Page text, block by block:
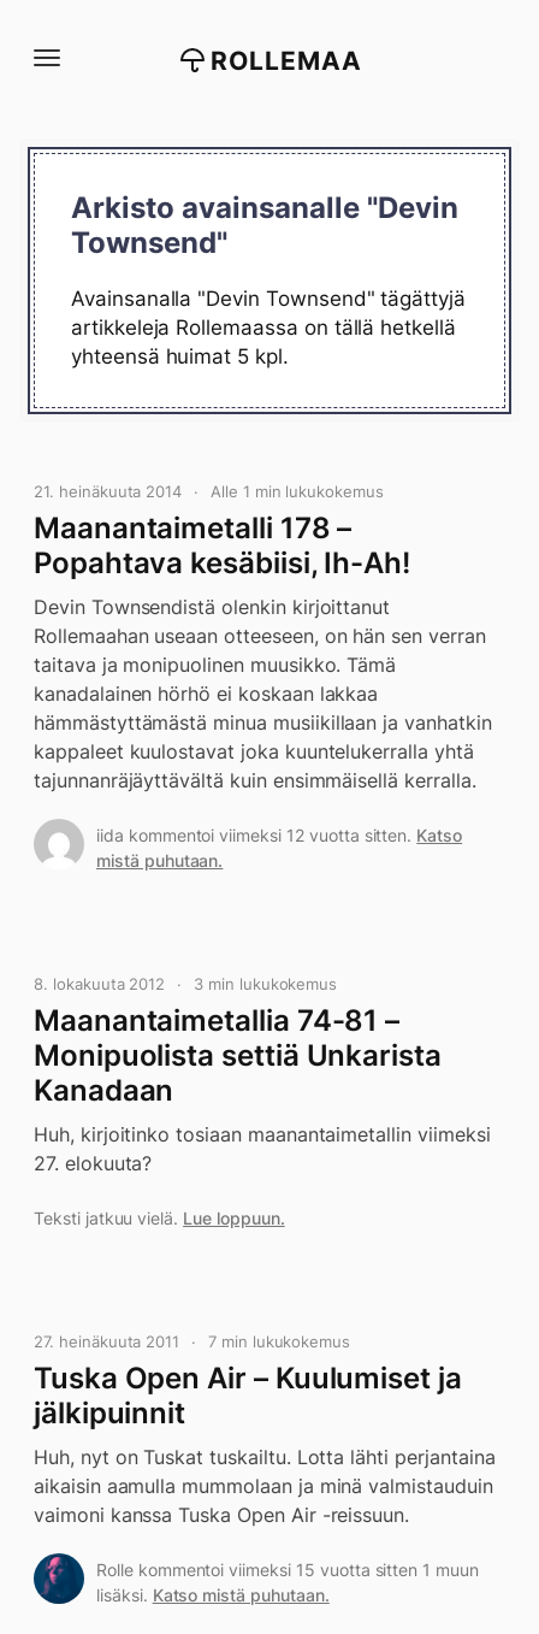
suoraan
ROLLEMAA
Arkisto avainsanalle "Devin
Townsend"
Avainsanalla "Devin Townsend" tägättyjä
artikkeleja Rollemaassa on tällä hetkellä
yhteensä huimat 5 kpl.
21. heinäkuuta 2014 Alle 1 min lukukokemus
Maanantaimetalli 178 –
Popahtava kesäbiisi, Ih-Ah!
Devin Townsendistä olenkin kirjoittanut
Rollemaahan useaan otteeseen, on hän sen verran
taitava ja monipuolinen muusikko. Tämä
kanadalainen hörhö ei koskaan lakkaa
hämmästyttämästä minua musiikillaan ja vanhatkin
kappaleet kuulostavat joka kuuntelukerralla yhtä
tajunnanräjäyttävältä kuin ensimmäisellä kerralla.
iida kommentoi viimeksi 12 vuotta sitten. Katso
mistä puhutaan.
8. lokakuuta 2012 3 min lukukokemus
Maanantaimetallia 74-81 –
Monipuolista settiä Unkarista
Kanadaan
Huh, kirjoitinko tosiaan maanantaimetallin viimeksi
27. elokuuta?
Teksti jatkuu vielä. Lue loppuun.
27. heinäkuuta 2011 7 min lukukokemus
Tuska Open Air – Kuulumiset ja
jälkipuinnit
Huh, nyt on Tuskat tuskailtu. Lotta lähti perjantaina
aikaisin aamulla mummolaan ja minä valmistauduin
vaimoni kanssa Tuska Open Air -reissuun.
Rolle kommentoi viimeksi 15 vuotta sitten 1 muun
lisäksi. Katso mistä puhutaan.